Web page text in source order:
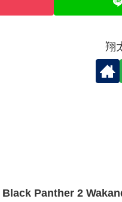
翔
Black Panther 2